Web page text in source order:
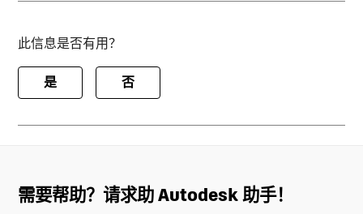
此信息是否有用？
是 否
需要帮助？请求助 Autodesk 助手！